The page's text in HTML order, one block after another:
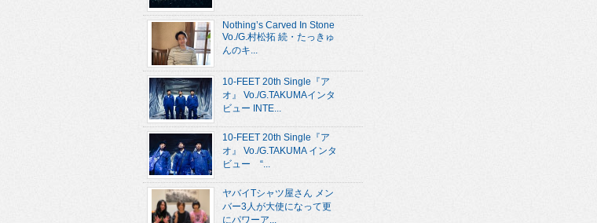
Nothing’s Carved In Stone
Vo./G.村松拓 続・たっきゅ
んのキ...
10-FEET 20th Single『ア
オ』 Vo./G.TAKUMAインタ
ビュー INTE...
10-FEET 20th Single『ア
オ』 Vo./G.TAKUMA インタ
ビュー “...
ヤバイTシャツ屋さん メン
バー3人が大使になって更
にパワーア...